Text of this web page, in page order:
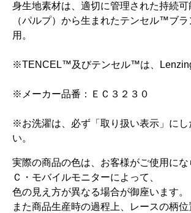
身生地素材は、適切に管理された持続
（パルプ）から生まれたテンセル™ブ
用。
※TENCEL™及びテンセル™は、
※メーカー品番：ＥＣ３２３０
※お洗濯は、必ず「取り扱い表示」にし
い。
実際の商品の色は、お客様がご使用にな
Ｃ・モバイルモニターによって、
色の見え方が異なる場合が御座います。
また商品生産時の過程上、レースの柄